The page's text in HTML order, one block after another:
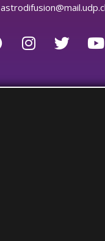
astrodifusion@mail.udp.cl